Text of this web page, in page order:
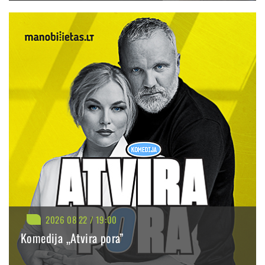
spektaklyje skambėsianti muzika, kartu – jame nagrinėjamos
žmogiškos temos.
„Mane iš karto papirko filmo „A Star Is Born“ garso takelis ir
spektaklyje skambėsiančios dainos, taip pat – Bradley Cooperio bei
Lady Gagos sukurti charakteriai. Tai žmonių drama, primenanti
apie tikrumą, meilę, viltį ir tikėjimą“, – sako aktorė.
Tuo metu Simonas Storpirštis neslepia, kad prie spektaklio
prisijungti jį įtikino galimybė dirbti su stipriu aktorių kolektyvu.
„Mane labiausiai suintrigavo komanda – žmonės, su kuriais kursime
šį spektaklį. Tai labai geri ir įdomūs aktoriai. Taip pat netikėtas pats
sumanymas sujungti dvi skirtingas istorijas į vieną bendrą
pasakojimą“, – sako aktorius.
Jo nuomone, žiūrovus visuomet traukia galimybė stebėti žmogaus
virsmą ir vidinius kompromisus.
PIRKTI PLAČIAU
2026 08 22 / 19:00
Komedija „Atvira pora”